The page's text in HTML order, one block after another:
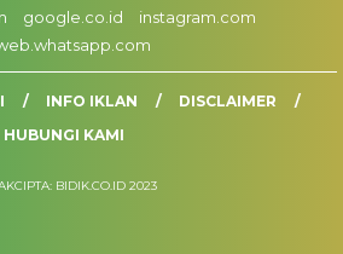
google.co.id
instagram.com
INFO IKLAN
DISCLAIMER
HUBUNGI KAMI
BIDIK.CO.ID 2023